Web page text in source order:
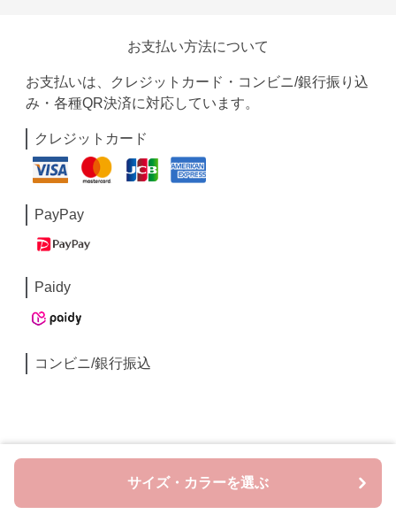
サイズ・カラーを選ぶ
お支払い方法について
お支払いは、クレジットカード・コンビニ/銀行振り込
み・各種QR決済に対応しています。
クレジットカード
PayPay
Paidy
コンビニ/銀行振込